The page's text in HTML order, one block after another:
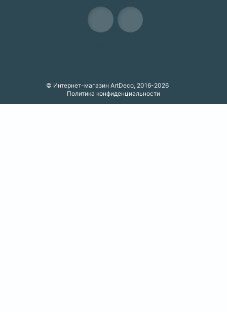
© Интернет-магазин ArtDeco, 2016-2026
Политика конфиденциальности